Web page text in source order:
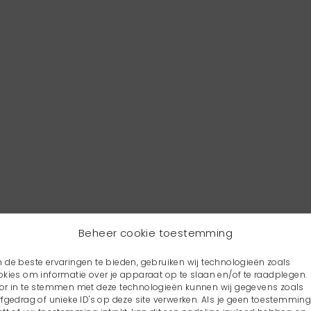
Beheer cookie toestemming
de beste ervaringen te bieden, gebruiken wij technologieën zoals
om informatie over je apparaat op te slaan en/of te raadplegen.
in te stemmen met deze technologieën kunnen wij gegevens zoals
of unieke ID's op deze site verwerken. Als je geen toestemming